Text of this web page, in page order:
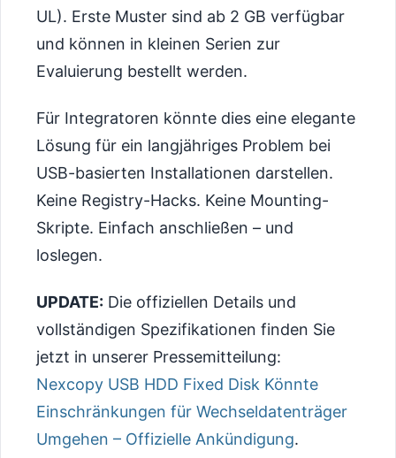
UL). Erste Muster sind ab 2 GB verfügbar
und können in kleinen Serien zur
Evaluierung bestellt werden.
Für Integratoren könnte dies eine elegante
Lösung für ein langjähriges Problem bei
USB-basierten Installationen darstellen.
Keine Registry-Hacks. Keine Mounting-
Skripte. Einfach anschließen – und
loslegen.
UPDATE: Die offiziellen Details und
vollständigen Spezifikationen finden Sie
jetzt in unserer Pressemitteilung:
Nexcopy USB HDD Fixed Disk Könnte
Einschränkungen für Wechseldatenträger
Umgehen – Offizielle Ankündigung.